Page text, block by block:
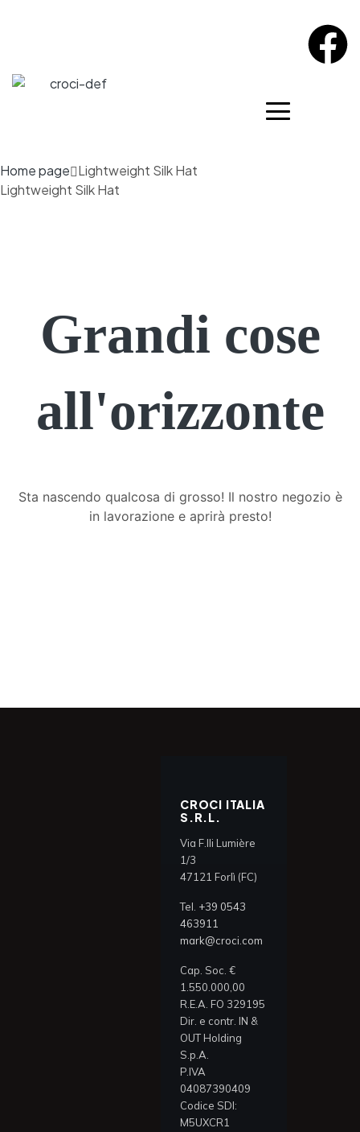
Home page Lightweight Silk Hat
Lightweight Silk Hat
Grandi cose
all'orizzonte
Sta nascendo qualcosa di grosso! Il nostro negozio è
in lavorazione e aprirà presto!
CROCI ITALIA
S.R.L.
Via F.lli Lumière
1/3
47121 Forlì (FC)
Tel. +39 0543
463911
mark@croci.com
Cap. Soc. €
1.550.000,00
R.E.A. FO 329195
Dir. e contr. IN &
OUT Holding
S.p.A.
P.IVA
04087390409
Codice SDI:
M5UXCR1